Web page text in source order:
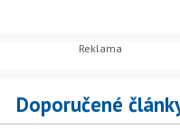
Doporučené